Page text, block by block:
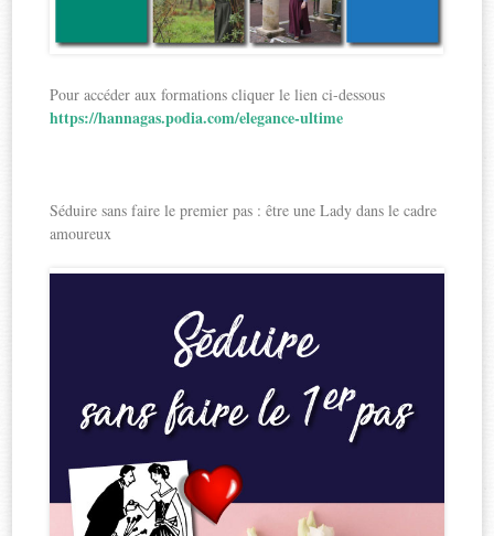
Pour accéder aux formations cliquer le lien ci-dessous
https://hannagas.podia.com/elegance-ultime
Séduire sans faire le premier pas : être une Lady dans le cadre
amoureux